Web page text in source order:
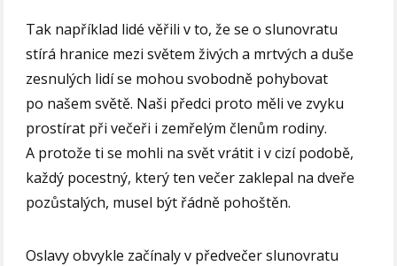
Tak například lidé věřili v to, že se o slunovratu
stírá hranice mezi světem živých a mrtvých a duše
zesnulých lidí se mohou svobodně pohybovat
po našem světě. Naši předci proto měli ve zvyku
prostírat při večeři i zemřelým členům rodiny.
A protože ti se mohli na svět vrátit i v cizí podobě,
každý pocestný, který ten večer zaklepal na dveře
pozůstalých, musel být řádně pohoštěn.
Oslavy obvykle začínaly v předvečer slunovratu